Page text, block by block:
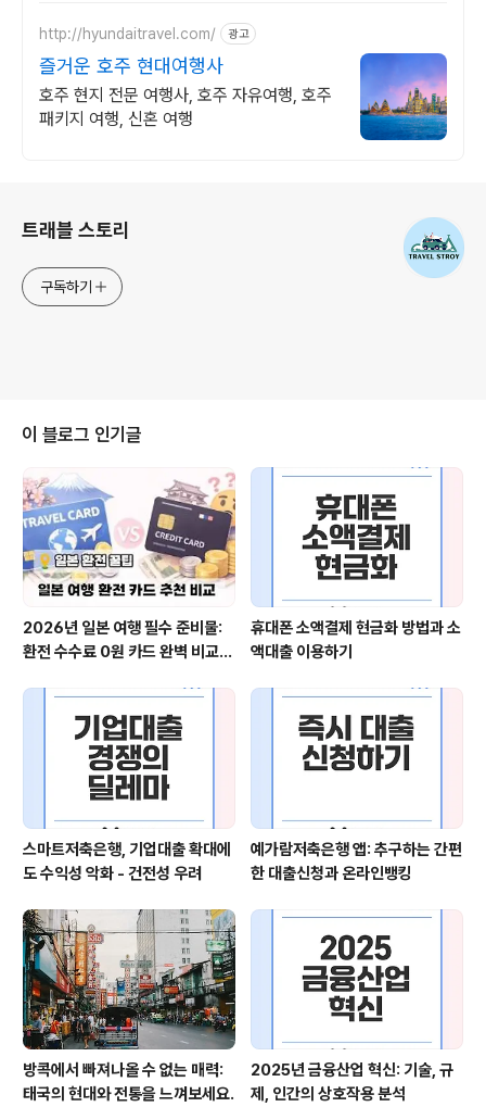
http://hyundaitravel.com/ 광고
즐거운 호주 현대여행사
호주 현지 전문 여행사, 호주 자유여행, 호주
패키지 여행, 신혼 여행
트래블 스토리
구독하기
이 블로그 인기글
2026년 일본 여행 필수 준비물:
환전 수수료 0원 카드 완벽 비교
휴대폰 소액결제 현금화 방법과 소
액대출 이용하기
스마트저축은행, 기업대출 확대에
도 수익성 악화 - 건전성 우려
예가람저축은행 앱: 추구하는 간편
한 대출신청과 온라인뱅킹
방콕에서 빠져나올 수 없는 매력:
태국의 현대와 전통을 느껴보세요.
2025년 금융산업 혁신: 기술, 규
제, 인간의 상호작용 분석